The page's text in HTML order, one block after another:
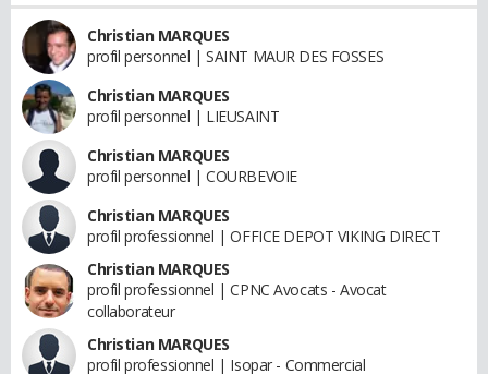
Christian MARQUES
profil personnel | SAINT MAUR DES FOSSES
Christian MARQUES
profil personnel | LIEUSAINT
Christian MARQUES
profil personnel | COURBEVOIE
Christian MARQUES
profil professionnel | OFFICE DEPOT VIKING DIRECT
Christian MARQUES
profil professionnel | CPNC Avocats - Avocat
collaborateur
Christian MARQUES
profil professionnel | Isopar - Commercial